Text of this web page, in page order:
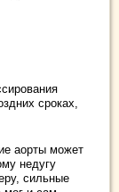
сроках,
аорты может
недугу
сильные